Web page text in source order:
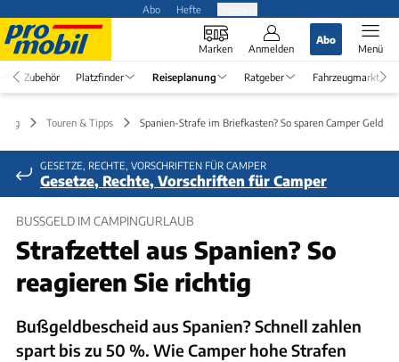
Abo Hefte
Marken Anmelden
Abo
Menü
Zubehör Platzfinder Reiseplanung Ratgeber Fahrzeugmarkt
Touren & Tipps Spanien-Strafe im Briefkasten? So sparen Camper Geld
GESETZE, RECHTE, VORSCHRIFTEN FÜR CAMPER
Gesetze, Rechte, Vorschriften für Camper
BUSSGELD IM CAMPINGURLAUB
Strafzettel aus Spanien? So
reagieren Sie richtig
Bußgeldbescheid aus Spanien? Schnell zahlen
spart bis zu 50 %. Wie Camper hohe Strafen